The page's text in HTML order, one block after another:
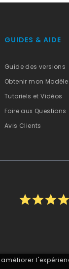
GUIDES & AIDE
Guide des versions
Obtenir mon Modèle
Tutoriels et Vidéos
Foire aux Questions
Avis Clients
starstarstarstar